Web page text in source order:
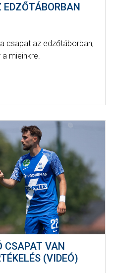
csapat az edzőtáborban,
mieinkre.
CSAPAT VAN
(VIDEÓ)